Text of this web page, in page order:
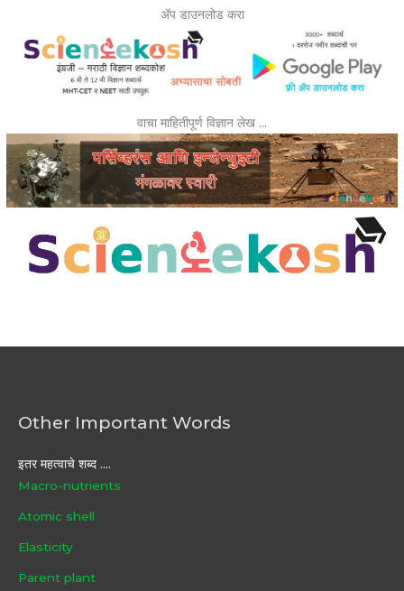
ॲप डाउनलोड करा
वाचा माहितीपूर्ण विज्ञान लेख …
Other Important Words
इतर महत्वाचे शब्द ....
Macro-nutrients
Atomic shell
Elasticity
Parent plant